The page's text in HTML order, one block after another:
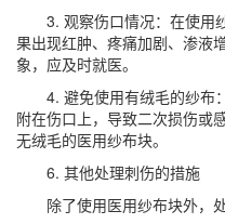
3. 观察伤口情况：在使用
果出现红肿、疼痛加剧、渗液
象，应及时就医。
4. 避免使用有绒毛的纱布
附在伤口上，导致二次损伤或
无绒毛的医用纱布块。
6. 其他处理刺伤的措施
除了使用医用纱布块外，